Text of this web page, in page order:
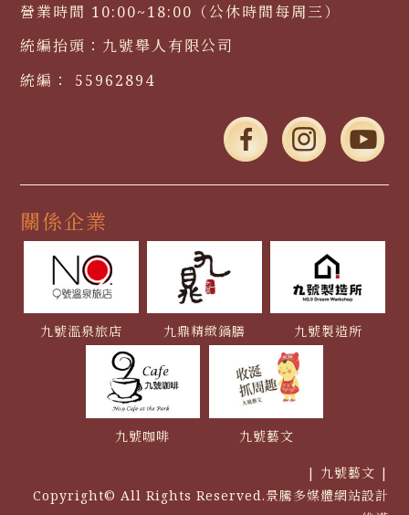
營業時間 10:00~18:00（公休時間每周三）
統編抬頭： 九號舉人有限公司
統編：
55962894
關係企業
九號溫泉旅店 九鼎精緻鍋膳 九號製造所
九號咖啡 九號藝文
| 九號藝文 |
Copyright© All Rights Reserved.景騰多媒體網站設計